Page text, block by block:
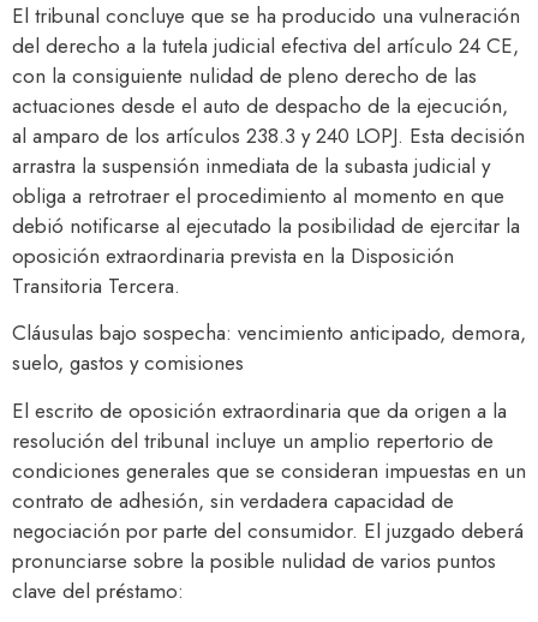
El tribunal concluye que se ha producido una vulneración
del derecho a la tutela judicial efectiva del artículo 24 CE,
con la consiguiente nulidad de pleno derecho de las
actuaciones desde el auto de despacho de la ejecución,
al amparo de los artículos 238.3 y 240 LOPJ. Esta decisión
arrastra la suspensión inmediata de la subasta judicial y
obliga a retrotraer el procedimiento al momento en que
debió notificarse al ejecutado la posibilidad de ejercitar la
oposición extraordinaria prevista en la Disposición
Transitoria Tercera.
Cláusulas bajo sospecha: vencimiento anticipado, demora,
suelo, gastos y comisiones
El escrito de oposición extraordinaria que da origen a la
resolución del tribunal incluye un amplio repertorio de
condiciones generales que se consideran impuestas en un
contrato de adhesión, sin verdadera capacidad de
negociación por parte del consumidor. El juzgado deberá
pronunciarse sobre la posible nulidad de varios puntos
clave del préstamo:​